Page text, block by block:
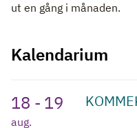
ut en gång i månaden.
Kalendarium
18
aug.
- 19